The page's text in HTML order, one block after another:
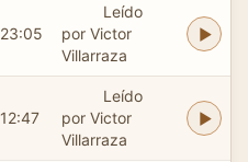
23:05
Leído
por Victor
Villarraza
12:47
Leído
por Victor
Villarraza